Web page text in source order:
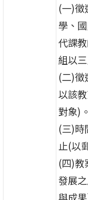
(一)徵
學、
代課
組以
(二)徵
以該
對象)。
(三)時
止(以
(四)教
發展